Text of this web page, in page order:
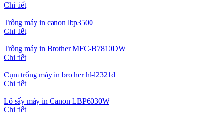
Chi tiết
Trống máy in canon lbp3500
Chi tiết
Trống máy in Brother MFC-B7810DW
Chi tiết
Cụm trống máy in brother hl-l2321d
Chi tiết
Lô sấy máy in Canon LBP6030W
Chi tiết